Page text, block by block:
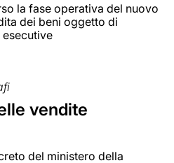
la fase operativa del nuovo
dei beni oggetto di
vendite
del ministero della